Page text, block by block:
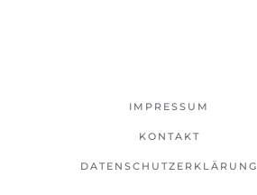
IMPRESSUM
KONTAKT
DATENSCHUTZERKLÄRUNG